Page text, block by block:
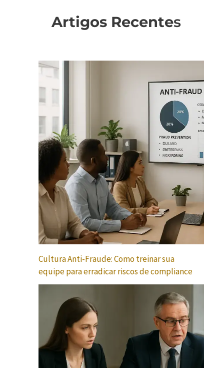
Artigos Recentes
Cultura Anti-Fraude: Como treinar sua
equipe para erradicar riscos de compliance